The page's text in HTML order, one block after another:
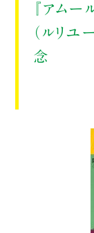
『アムー
（ルリ
念